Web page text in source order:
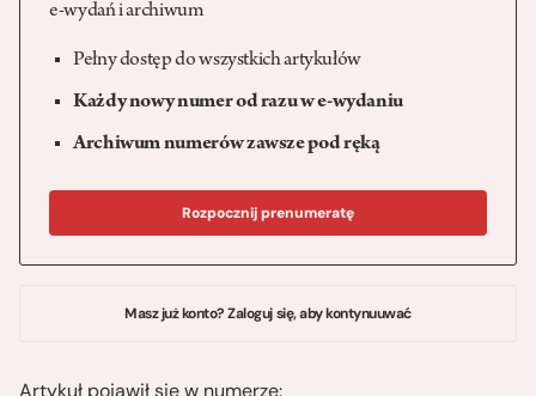
e-wydań i archiwum
Pełny dostęp do wszystkich artykułów
Każdy nowy numer od razu w e-wydaniu
Archiwum numerów zawsze pod ręką
Rozpocznij prenumeratę
Masz już konto? Zaloguj się, aby kontynuuwać
Artykuł pojawił się w numerze: